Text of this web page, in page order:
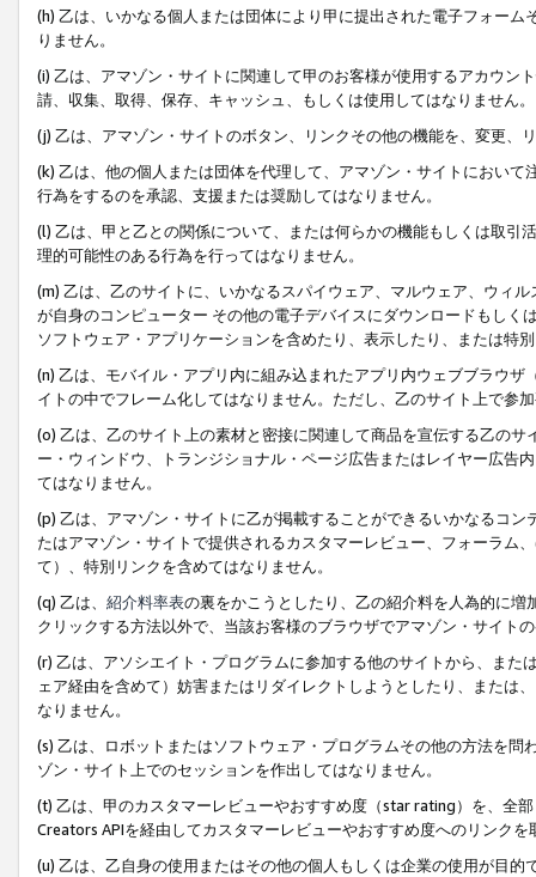
(h) 乙は、いかなる個人または団体により甲に提出された電子フォー
りません。
(i) 乙は、アマゾン・サイトに関連して甲のお客様が使用するアカウン
請、収集、取得、保存、キャッシュ、もしくは使用してはなりません。
(j) 乙は、アマゾン・サイトのボタン、リンクその他の機能を、変更、
(k) 乙は、他の個人または団体を代理して、アマゾン・サイトにおい
行為をするのを承認、支援または奨励してはなりません。
(l) 乙は、甲と乙との関係について、または何らかの機能もしくは取
理的可能性のある行為を行ってはなりません。
(m) 乙は、乙のサイトに、いかなるスパイウェア、マルウェア、ウィ
が自身のコンピューター その他の電子デバイスにダウンロードもし
ソフトウェア・アプリケーションを含めたり、表示したり、または特
(n) 乙は、モバイル・アプリ内に組み込まれたアプリ内ウェブブラウ
イトの中でフレーム化してはなりません。ただし、乙のサイト上で参
(o) 乙は、乙のサイト上の素材と密接に関連して商品を宣伝する乙の
ー・ウィンドウ、トランジショナル・ページ広告またはレイヤー広告
てはなりません。
(p) 乙は、アマゾン・サイトに乙が掲載することができるいかなるコ
たはアマゾン・サイトで提供されるカスタマーレビュー、フォーラム
て）、特別リンクを含めてはなりません。
(q) 乙は、 紹介料率表の裏をかこうとしたり、乙の紹介料を人為的に
クリックする方法以外で、当該お客様のブラウザでアマゾン・サイト
(r) 乙は、アソシエイト・プログラムに参加する他のサイトから、ま
ェア経由を含めて）妨害またはリダイレクトしようとしたり、または
なりません。
(s) 乙は、ロボットまたはソフトウェア・プログラムその他の方法を
ゾン・サイト上でのセッションを作出してはなりません。
(t) 乙は、甲のカスタマーレビューやおすすめ度（star rating）を、全
Creators APIを経由してカスタマーレビューやおすすめ度へのリンクを
(u) 乙は、乙自身の使用またはその他の個人もしくは企業の使用が目